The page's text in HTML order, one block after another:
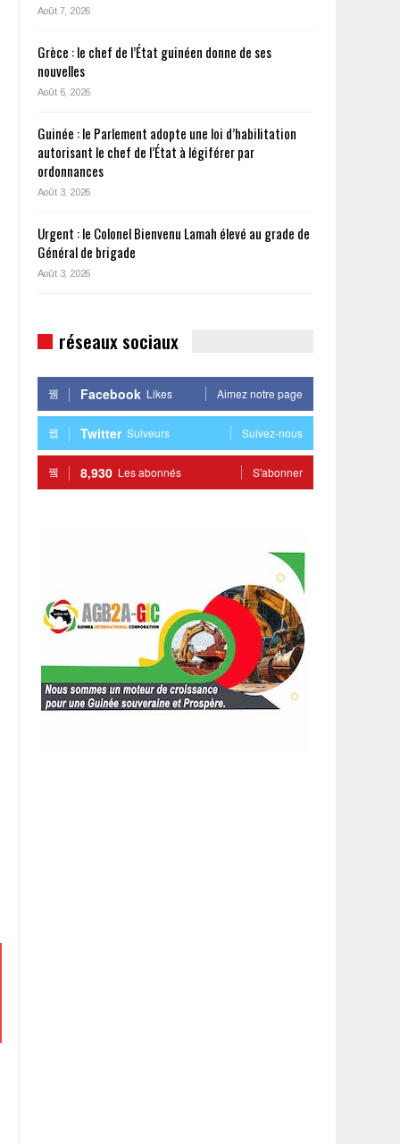
Août 7, 2026
Grèce : le chef de l’État guinéen donne de ses
nouvelles
Août 6, 2026
Guinée : le Parlement adopte une loi d’habilitation
autorisant le chef de l’État à légiférer par
ordonnances
Août 3, 2026
Urgent : le Colonel Bienvenu Lamah élevé au grade de
Général de brigade
Août 3, 2026
réseaux sociaux
Facebook Likes Aimez notre page
Twitter Suiveurs Suivez-nous
8,930 Les abonnés S'abonner